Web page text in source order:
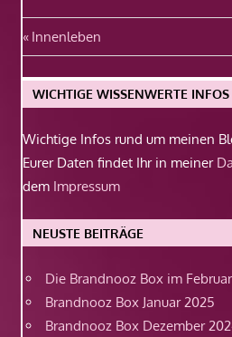
Beitragsnavigation
Vorheriger
Beitrag:
Innenleben
WICHTIGE WISSENWERTE INFOS
Wichtige Infos rund um meinen
Eurer Daten findet Ihr in meiner
dem Impressum
NEUSTE BEITRÄGE
Die Brandnooz Box im
Brandnooz Box Januar 2025
Brandnooz Box Dezember